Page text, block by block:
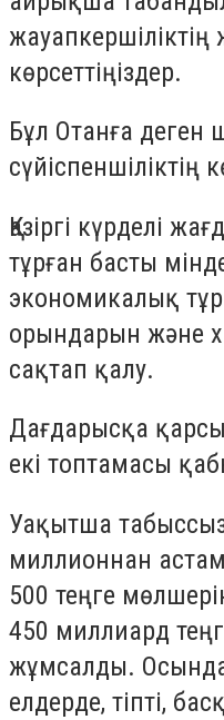
жауапкершіліктің
көрсеттіңіздер.
Бұл Отанға
сүйіспеншіліктің
Қазіргі күрделі
тұрған басты
экономикалық
орындарын және
сақтап қалу.
Дағдарысқа
екі топтамасы
Уақытша
миллионнан
500 теңге
450 миллиард
жұмсалды.
елдерде, тіпті,